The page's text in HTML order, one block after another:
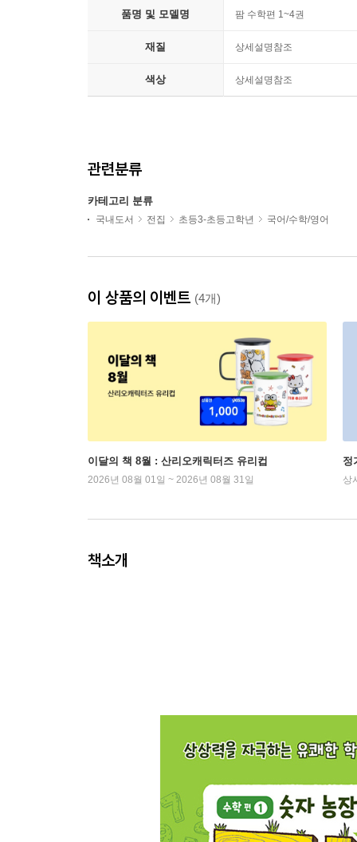
품명 및 모델명 팜 수학편 1~4권
재질 상세설명참조
색상 상세설명참조
관련분류
카테고리 분류
국내도서 전집 초등3-초등고학년 국어/수학/영어
이 상품의 이벤트 (4개)
이달의 책 8월 : 산리오캐릭터즈 유리컵
2026년 08월 01일 ~ 2026년 08월 31일
정
상
책소개